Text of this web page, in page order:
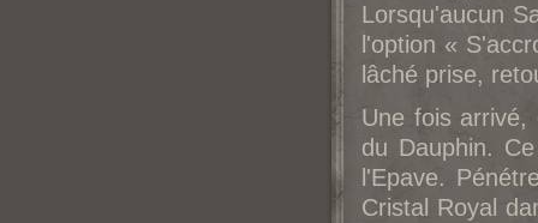
Lorsqu'aucun
l'option «
lâché prise,
Une fois arrivé,
du Dauphin.
l'Epave.
Cristal Royal